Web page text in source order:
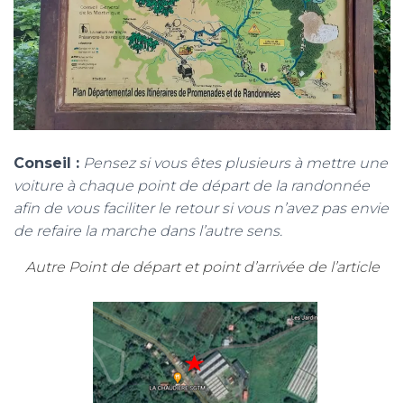
Conseil : Pensez si vous êtes plusieurs à mettre une
voiture à chaque point de départ de la randonnée
afin de vous faciliter le retour si vous n’avez pas envie
de refaire la marche dans l’autre sens.
Autre Point de départ et point d’arrivée de l’article